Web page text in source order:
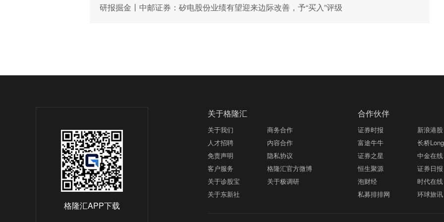
研报掘金丨中邮证券：矽电股份业绩有望迎来边际改善，予“买入”评级
格隆汇APP下载
关于格隆汇
关于我们
商务合作
人才招聘
内容合作
免责声明
隐私协议
客户服务
格隆汇官方微博
关于诊股宝
关于极调研
关于东新社
合作伙伴
证券时报
新浪港股
富途牛牛
长桥
证券之星
中金在线
恒生聚源
证券日报
泡财经
时代在线
私募排排网
环球旅讯